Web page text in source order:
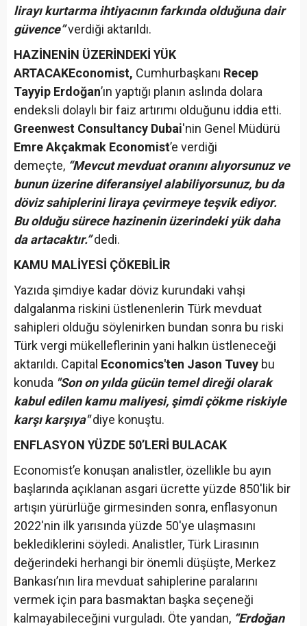
lirayı kurtarma ihtiyacının farkında olduğuna dair
güvence”verdiği aktarıldı.
HAZİNENİN ÜZERİNDEKİ YÜK
ARTACAKEconomist, Cumhurbaşkanı Recep
Tayyip Erdoğan’ın yaptığı planın aslında dolara
endeksli dolaylı bir faiz artırımı olduğunu iddia etti.
Greenwest Consultancy Dubai'nin Genel Müdürü
Emre Akçakmak Economist’e verdiği
demeçte, “Mevcut mevduat oranını alıyorsunuz ve
bunun üzerine diferansiyel alabiliyorsunuz, bu da
döviz sahiplerini liraya çevirmeye teşvik ediyor.
Bu olduğu sürece hazinenin üzerindeki yük daha
da artacaktır.”dedi.
KAMU MALİYESİ ÇÖKEBİLİR
Yazıda şimdiye kadar döviz kurundaki vahşi
dalgalanma riskini üstlenenlerin Türk mevduat
sahipleri olduğu söylenirken bundan sonra bu riski
Türk vergi mükelleflerinin yani halkın üstleneceği
aktarıldı. Capital Economics'ten Jason Tuvey bu
konuda "Son on yılda gücün temel direği olarak
kabul edilen kamu maliyesi, şimdi çökme riskiyle
karşı karşıya"diye konuştu.
ENFLASYON YÜZDE 50’LERİ BULACAK
Economist’e konuşan analistler, özellikle bu ayın
başlarında açıklanan asgari ücrette yüzde 850'lik bir
artışın yürürlüğe girmesinden sonra, enflasyonun
2022'nin ilk yarısında yüzde 50'ye ulaşmasını
beklediklerini söyledi. Analistler, Türk Lirasının
değerindeki herhangi bir önemli düşüşte, Merkez
Bankası’nın lira mevduat sahiplerine paralarını
vermek için para basmaktan başka seçeneği
kalmayabileceğini vurguladı. Öte yandan, “Erdoğan